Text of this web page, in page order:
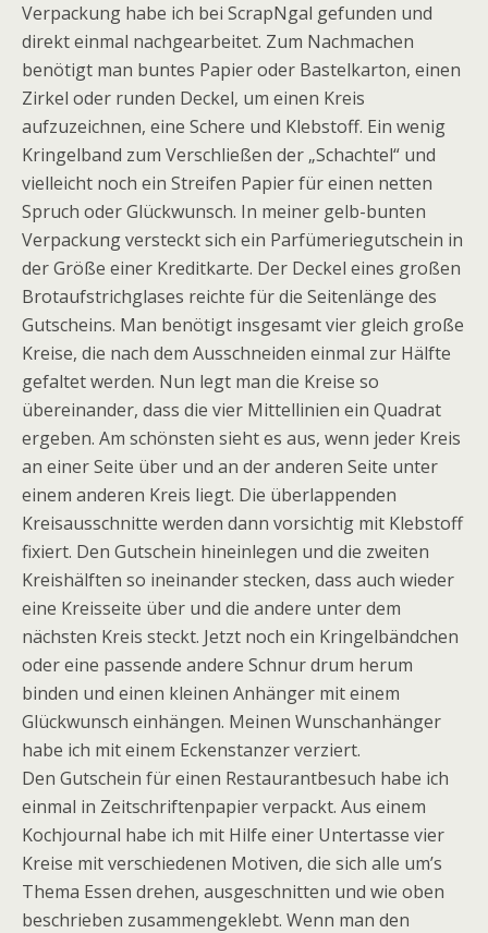
Verpackung habe ich bei ScrapNgal gefunden und
direkt einmal nachgearbeitet. Zum Nachmachen
benötigt man buntes Papier oder Bastelkarton, einen
Zirkel oder runden Deckel, um einen Kreis
aufzuzeichnen, eine Schere und Klebstoff. Ein wenig
Kringelband zum Verschließen der „Schachtel“ und
vielleicht noch ein Streifen Papier für einen netten
Spruch oder Glückwunsch. In meiner gelb-bunten
Verpackung versteckt sich ein Parfümeriegutschein in
der Größe einer Kreditkarte. Der Deckel eines großen
Brotaufstrichglases reichte für die Seitenlänge des
Gutscheins. Man benötigt insgesamt vier gleich große
Kreise, die nach dem Ausschneiden einmal zur Hälfte
gefaltet werden. Nun legt man die Kreise so
übereinander, dass die vier Mittellinien ein Quadrat
ergeben. Am schönsten sieht es aus, wenn jeder Kreis
an einer Seite über und an der anderen Seite unter
einem anderen Kreis liegt. Die überlappenden
Kreisausschnitte werden dann vorsichtig mit Klebstoff
fixiert. Den Gutschein hineinlegen und die zweiten
Kreishälften so ineinander stecken, dass auch wieder
eine Kreisseite über und die andere unter dem
nächsten Kreis steckt. Jetzt noch ein Kringelbändchen
oder eine passende andere Schnur drum herum
binden und einen kleinen Anhänger mit einem
Glückwunsch einhängen. Meinen Wunschanhänger
habe ich mit einem Eckenstanzer verziert.
Den Gutschein für einen Restaurantbesuch habe ich
einmal in Zeitschriftenpapier verpackt. Aus einem
Kochjournal habe ich mit Hilfe einer Untertasse vier
Kreise mit verschiedenen Motiven, die sich alle um’s
Thema Essen drehen, ausgeschnitten und wie oben
beschrieben zusammengeklebt. Wenn man den